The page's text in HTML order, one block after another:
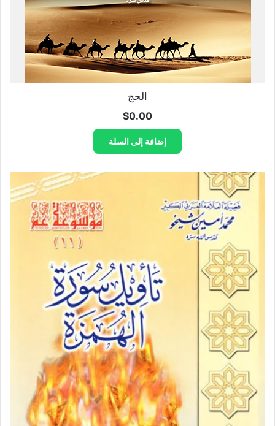
الحج
$0.00
إضافة إلى السلة